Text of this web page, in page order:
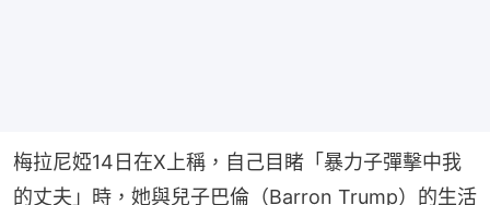
梅拉尼婭14日在X上稱，自己目睹「暴力子彈擊中我
的丈夫」時，她與兒子巴倫（Barron Trump）的生活